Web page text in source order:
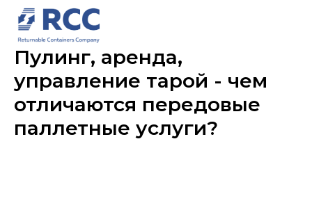
Пулинг, аренда,
управление тарой - чем
отличаются передовые
паллетные услуги?